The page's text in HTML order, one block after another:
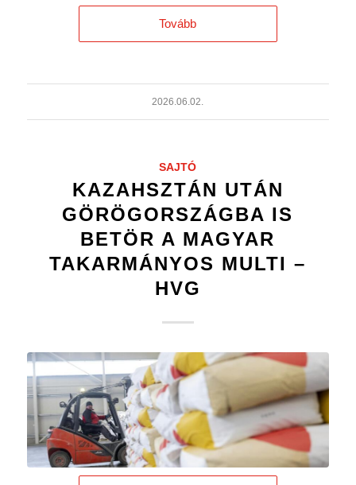
Tovább
2026.06.02.
SAJTÓ
KAZAHSZTÁN UTÁN
GÖRÖGORSZÁGBA IS
BETÖR A MAGYAR
TAKARMÁNYOS MULTI –
HVG